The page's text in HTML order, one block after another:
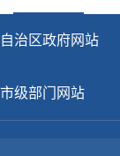
自治区政府网站
市级部门网站